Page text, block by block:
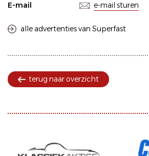
E-mail
e-mail sturen
alle advertenties van Superfast
terug naar overzicht